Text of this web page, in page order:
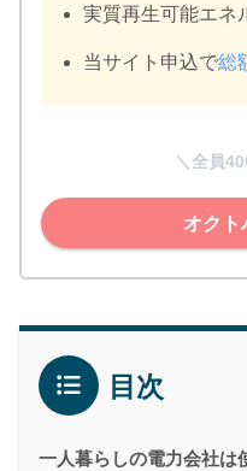
実質再生可能エネ
当サイト申込で総
＼全員
オクト
目次
一人暮らしの電力会社は